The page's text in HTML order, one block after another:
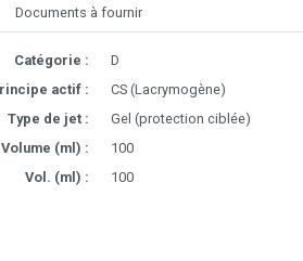
Documents à fournir
Catégorie :
D
actif :
CS (Lacrymogène)
Type de jet :
Gel (protection ciblée)
Volume (ml) :
100
Vol. (ml) :
100